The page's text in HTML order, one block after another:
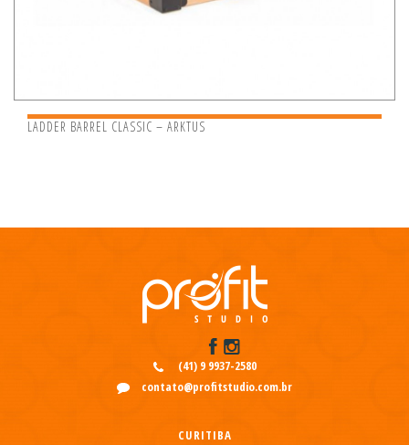
LADDER BARREL CLASSIC – ARKTUS
(41) 9 9937-2580
contato@profitstudio.com.br
CURITIBA